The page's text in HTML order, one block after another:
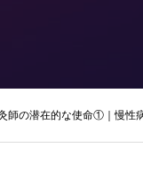
師の潜在的な使命①｜慢性